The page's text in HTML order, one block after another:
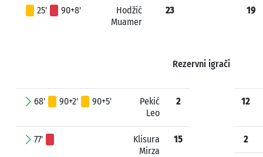
25' 90+8'
Hodžić
Muamer
23 19
Rezervni igrači
68' 90+2' 90+5'
Pekić
Leo
2
77'
Klisura
Mirza
15
12
2